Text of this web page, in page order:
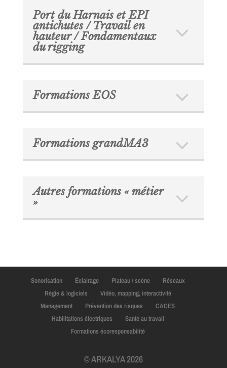
Port du Harnais et EPI
antichutes / Travail en
hauteur / Fondamentaux
du rigging
Formations EOS
Formations grandMA3
Autres formations « métier
»
Sonorisation Éclairage Plateau / scène
Réseaux
Régie & logiciels
Vidéo, mapping, interactivité
Management
Prévention des risques
CACES
Habilitations électriques
Santé au travail
Formations écoresponsabilité
© ARKALYA 2026